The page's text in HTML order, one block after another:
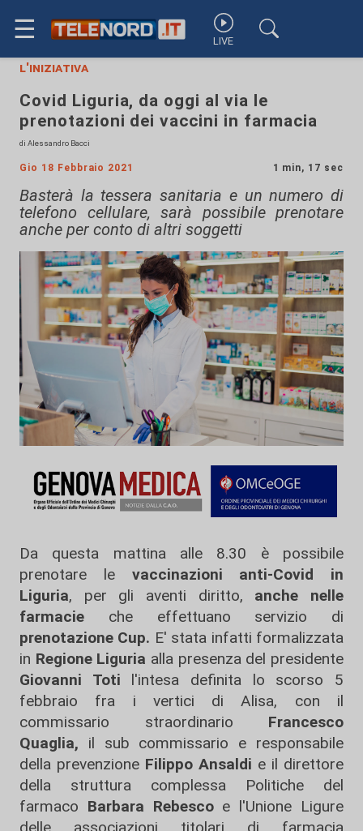
☰ LIVE
l'iniziativa
Covid Liguria, da oggi al via le
prenotazioni dei vaccini in farmacia
di Alessandro Bacci
Gio 18 Febbraio 2021 1 min, 17 sec
Basterà la tessera sanitaria e un numero di
telefono cellulare, sarà possibile prenotare
anche per conto di altri soggetti
Da questa mattina alle 8.30 è possibile
prenotare le vaccinazioni anti-Covid in
Liguria, per gli aventi diritto, anche nelle
farmacie che effettuano servizio di
prenotazione Cup. E' stata infatti formalizzata
in Regione Liguria alla presenza del presidente
Giovanni Toti l'intesa definita lo scorso 5
febbraio fra i vertici di Alisa, con il
commissario straordinario Francesco
Quaglia, il sub commissario e responsabile
della prevenzione Filippo Ansaldi e il direttore
della struttura complessa Politiche del
farmaco Barbara Rebescoe l'Unione Ligure